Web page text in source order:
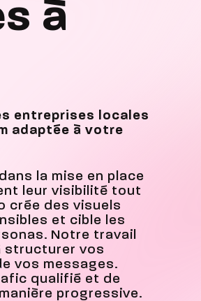
à
entreprises locales
adaptée à votre
la mise en place
leur visibilité tout
crée des visuels
et cible les
Notre travail
structurer vos
vos messages.
qualifié et de
progressive.